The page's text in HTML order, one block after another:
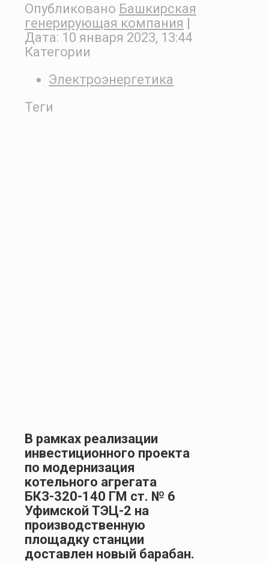
Опубликовано Башкирская
генерирующая компания |
Дата: 10 января 2023, 13:44
Категории
Электроэнергетика
Теги
В рамках реализации
инвестиционного проекта
по модернизация
котельного агрегата
БКЗ-320-140 ГМ ст. № 6
Уфимской ТЭЦ-2 на
производственную
площадку станции
доставлен новый барабан.